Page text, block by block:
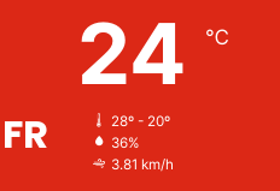
24 ℃
28º - 20º
36%
3.81 km/h